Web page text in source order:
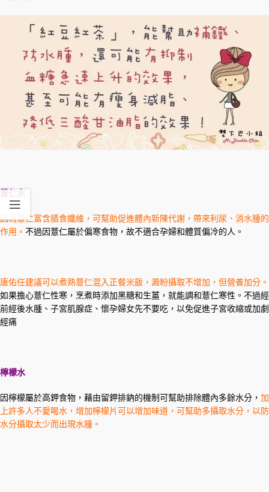
薏仁水
因為薏仁富含膳食纖維，可幫助促進體內新陳代謝，帶來利尿、消水腫的
作用。 不過因薏仁屬於偏寒食物，故不適合孕婦和體質偏冷的人。
唐佑任建議可以煮熟薏仁混入正餐米飯，澱粉攝取不增加，但營養加分。
如果擔心薏仁性寒，烹煮時添加黑糖和生薑，就能調和薏仁寒性。不過經
前經後水腫、子宮肌腺症、懷孕婦女先不要吃，以免促進子宮收縮或加劇
經痛
檸檬水
因檸檬屬於高鉀食物，藉由留鉀排鈉的機制可幫助排除體內多餘水分， 加
上許多人不愛喝水，增加檸檬片可以增加味道，可幫助多攝取水分，以防
水分攝取太少而出現水腫。